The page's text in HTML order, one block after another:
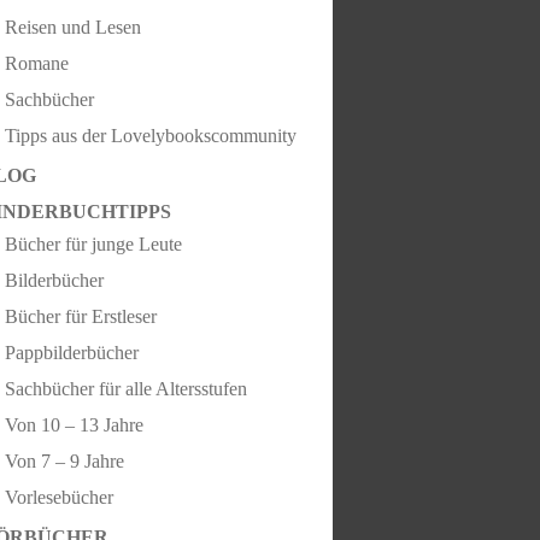
Reisen und Lesen
Romane
Sachbücher
Tipps aus der Lovelybookscommunity
Bücher für junge Leute
Bilderbücher
Bücher für Erstleser
Pappbilderbücher
Sachbücher für alle Altersstufen
Von 10 – 13 Jahre
Von 7 – 9 Jahre
Vorlesebücher